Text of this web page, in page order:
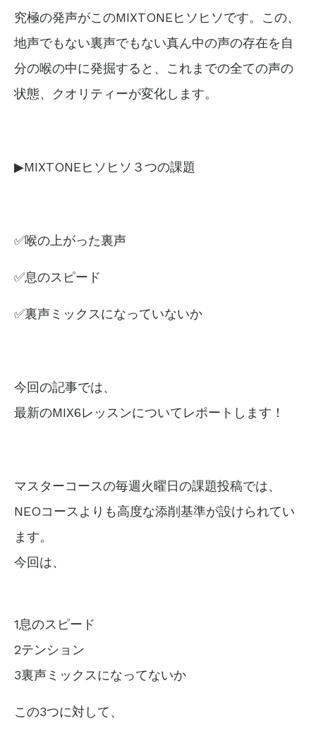
究極の発声がこのMIXTONEヒソヒソです。この、
地声でもない裏声でもない真ん中の声の存在を自
分の喉の中に発掘すると、これまでの全ての声の
状態、クオリティーが変化します。
▶MIXTONEヒソヒソ３つの課題
✅喉の上がった裏声
✅息のスピード
✅裏声ミックスになっていないか
今回の記事では、
最新のMIX6レッスンについてレポートします！
マスターコースの毎週火曜日の課題投稿では、
NEOコースよりも高度な添削基準が設けられてい
ます。
今回は、
1息のスピード
2テンション
3裏声ミックスになってないか
この3つに対して、